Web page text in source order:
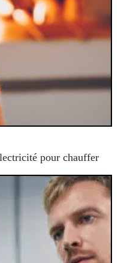
pour chauffer